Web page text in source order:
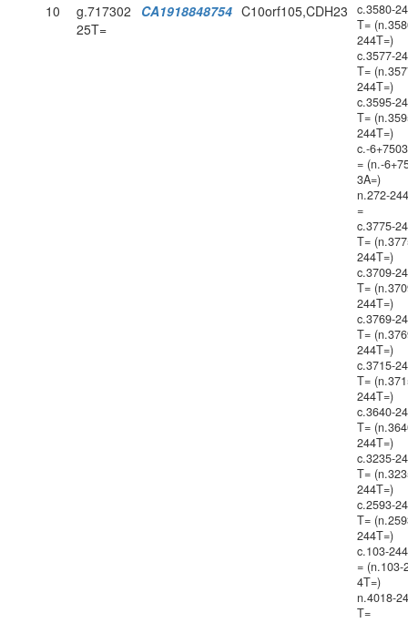
10
g.717302
25T=
CA1918848754 C10orf105,CDH23
c.3580-
T=
244T=)
c.3577-
T=
244T=)
c.3595-
T=
244T=)
c.-
= (n.-
3A=)
n.272-
=
c.3775-
T=
244T=)
c.3709-
T=
244T=)
c.3769-
T=
244T=)
c.3715-
T=
244T=)
c.3640-
T=
244T=)
c.3235-
T=
244T=)
c.2593-
T=
244T=)
c.103-
= (n.103-
4T=)
n.4018-
T=